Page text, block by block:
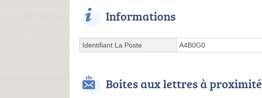
Informations
Identifiant La Poste A4B0G0
Boites aux lettres à proximité